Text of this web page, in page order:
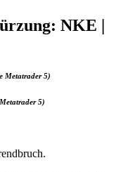
NKE |
Metatrader 5)
5)